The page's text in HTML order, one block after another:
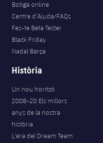
Botiga online
Centre d’Ajuda/FAQs
Fes-te Beta Tester
Black Friday
Nadal Barça
Història
Un nou horitzó
2008-20 Els millors
anys de la nostra
història
L'era del Dream Team